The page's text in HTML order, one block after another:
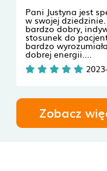
Pani Justyna jest
w swojej
bardzo dobry,
stosunek do
bardzo
dobrej energii....
Zobacz